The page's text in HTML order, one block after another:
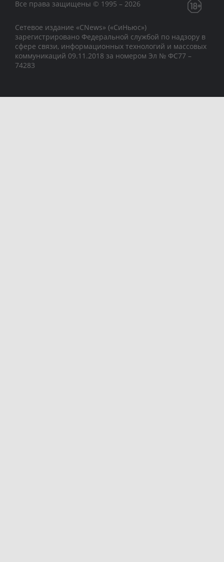
Все права защищены © 1995 – 2026
Сетевое издание «CNews» («СиНьюс»)
зарегистрировано Федеральной службой по надзору в
сфере связи, информационных технологий и массовых
коммуникаций 09.11.2018 за номером Эл № ФС77 –
74283